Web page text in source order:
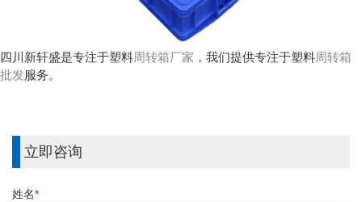
四川新轩盛是专注于塑料周转箱厂家 ，我们提供专注于塑料周转箱
批发服务。
立即咨询
姓名*